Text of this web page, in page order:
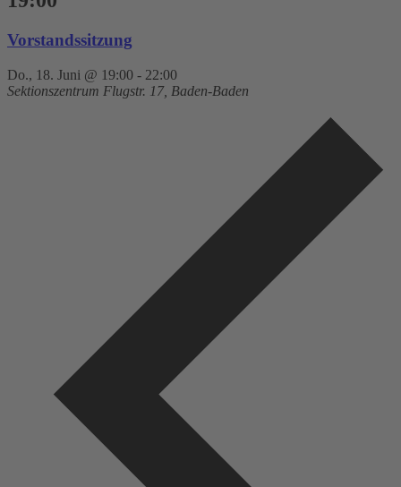
Vorstandssitzung
Do., 18. Juni @ 19:00 - 22:00
Sektionszentrum Flugstr. 17, Baden-Baden